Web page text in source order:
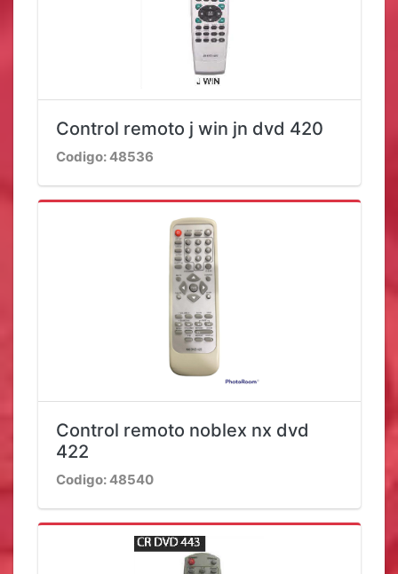
Control remoto j win jn dvd 420
Codigo: 48536
Control remoto noblex nx dvd
422
Codigo: 48540